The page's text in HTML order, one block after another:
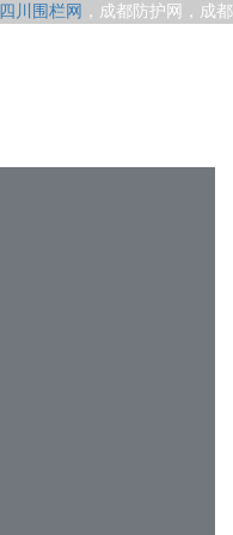
四川围栏网 ，成都防护网，成